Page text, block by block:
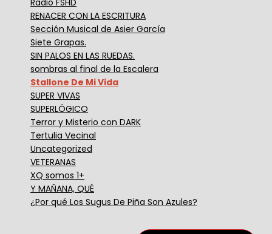
RENACER CON LA ESCRITURA
Sección Musical de Asier García
Siete Grapas.
SIN PALOS EN LAS RUEDAS.
sombras al final de la Escalera
Stallone De Mi Vida
SUPER VIVAS
SUPERLÓGICO
Terror y Misterio con DARK
Tertulia Vecinal
Uncategorized
VETERANAS
XQ somos 1+
Y MAÑANA, QUÉ
¿Por qué Los Sugus De Piña Son Azules?